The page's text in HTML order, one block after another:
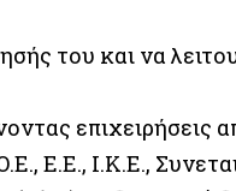
του και να
επιχειρήσεις
Ε.Ε., Ι.Κ.Ε.,